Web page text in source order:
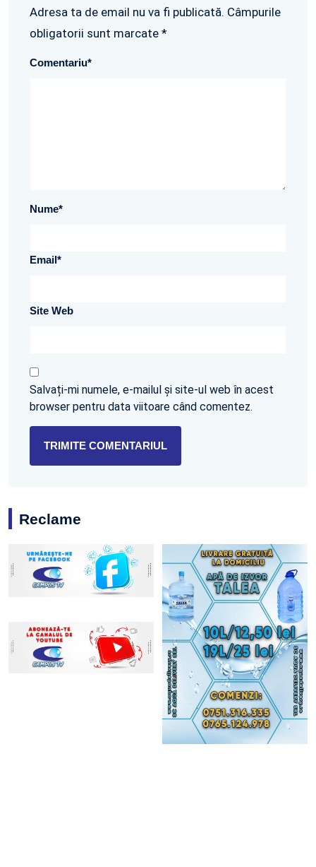
Adresa ta de email nu va fi publicată. Câmpurile
obligatorii sunt marcate *
Comentariu*
Nume*
Email*
Site Web
Salvați-mi numele, e-mailul și site-ul web în acest
browser pentru data viitoare când comentez.
Reclame